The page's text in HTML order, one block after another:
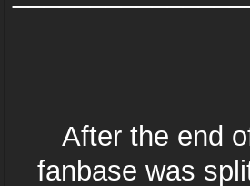
After the end
fanbase was